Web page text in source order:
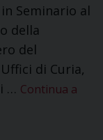
Seminario al
della
del
di Curia,
… Continua a